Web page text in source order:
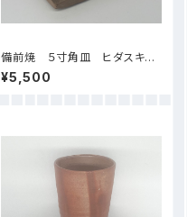
備前焼 ５寸角皿 ヒダスキ
（１） 紙箱入り
¥5,500